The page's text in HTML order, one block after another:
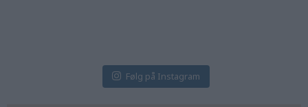
Følg på Instagram